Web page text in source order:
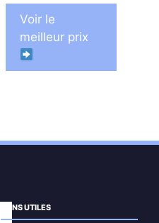
initial
était :
29,99 €.
actuel
14,99 €.
Voir le
meilleur prix
LIENS UTILES